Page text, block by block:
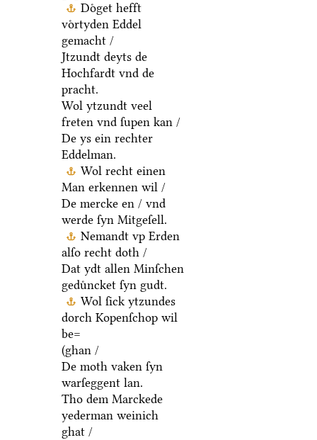
Doͤget hefft
voͤrtyden Eddel
gemacht /
Jtzundt deyts de
Hochfardt vnd de
pracht.
Wol ytzundt veel
freten vnd ſupen kan /
De ys ein rechter
Eddelman.
Wol recht einen
Man erkennen wil /
De mercke en / vnd
werde ſyn Mitgeſell.
Nemandt vp Erden
alſo recht doth /
Dat ydt allen Minſchen
geduͤncket ſyn gudt.
Wol ſick ytzundes
dorch Kopenſchop wil
be=
(ghan /
De moth vaken ſyn
warſeggent lan.
Tho dem Marckede
yederman weinich
ghat /